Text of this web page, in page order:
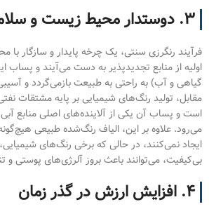
۳. دوستدار محیط زیست و سلامت انسان
فرآیند رنگرزی سنتی، یک چرخه پایدار و سازگار
اولیه از منابع تجدیدپذیر به دست می‌آیند و پساب
گیاهی و آب) به راحتی به طبیعت بازمی‌گردد و
مقابل، تولید رنگ‌های شیمیایی بر پایه مشتقات
است و پساب آن یکی از آلاینده‌های اصلی منابع
می‌رود. علاوه بر این، الیاف رنگ‌شده طبیعی
ایجاد نمی‌کنند، در حالی که برخی رنگ‌های
بی‌کیفیت، می‌توانند باعث بروز آلرژی‌های پوستی و
۴. افزایش ارزش در گذر زمان